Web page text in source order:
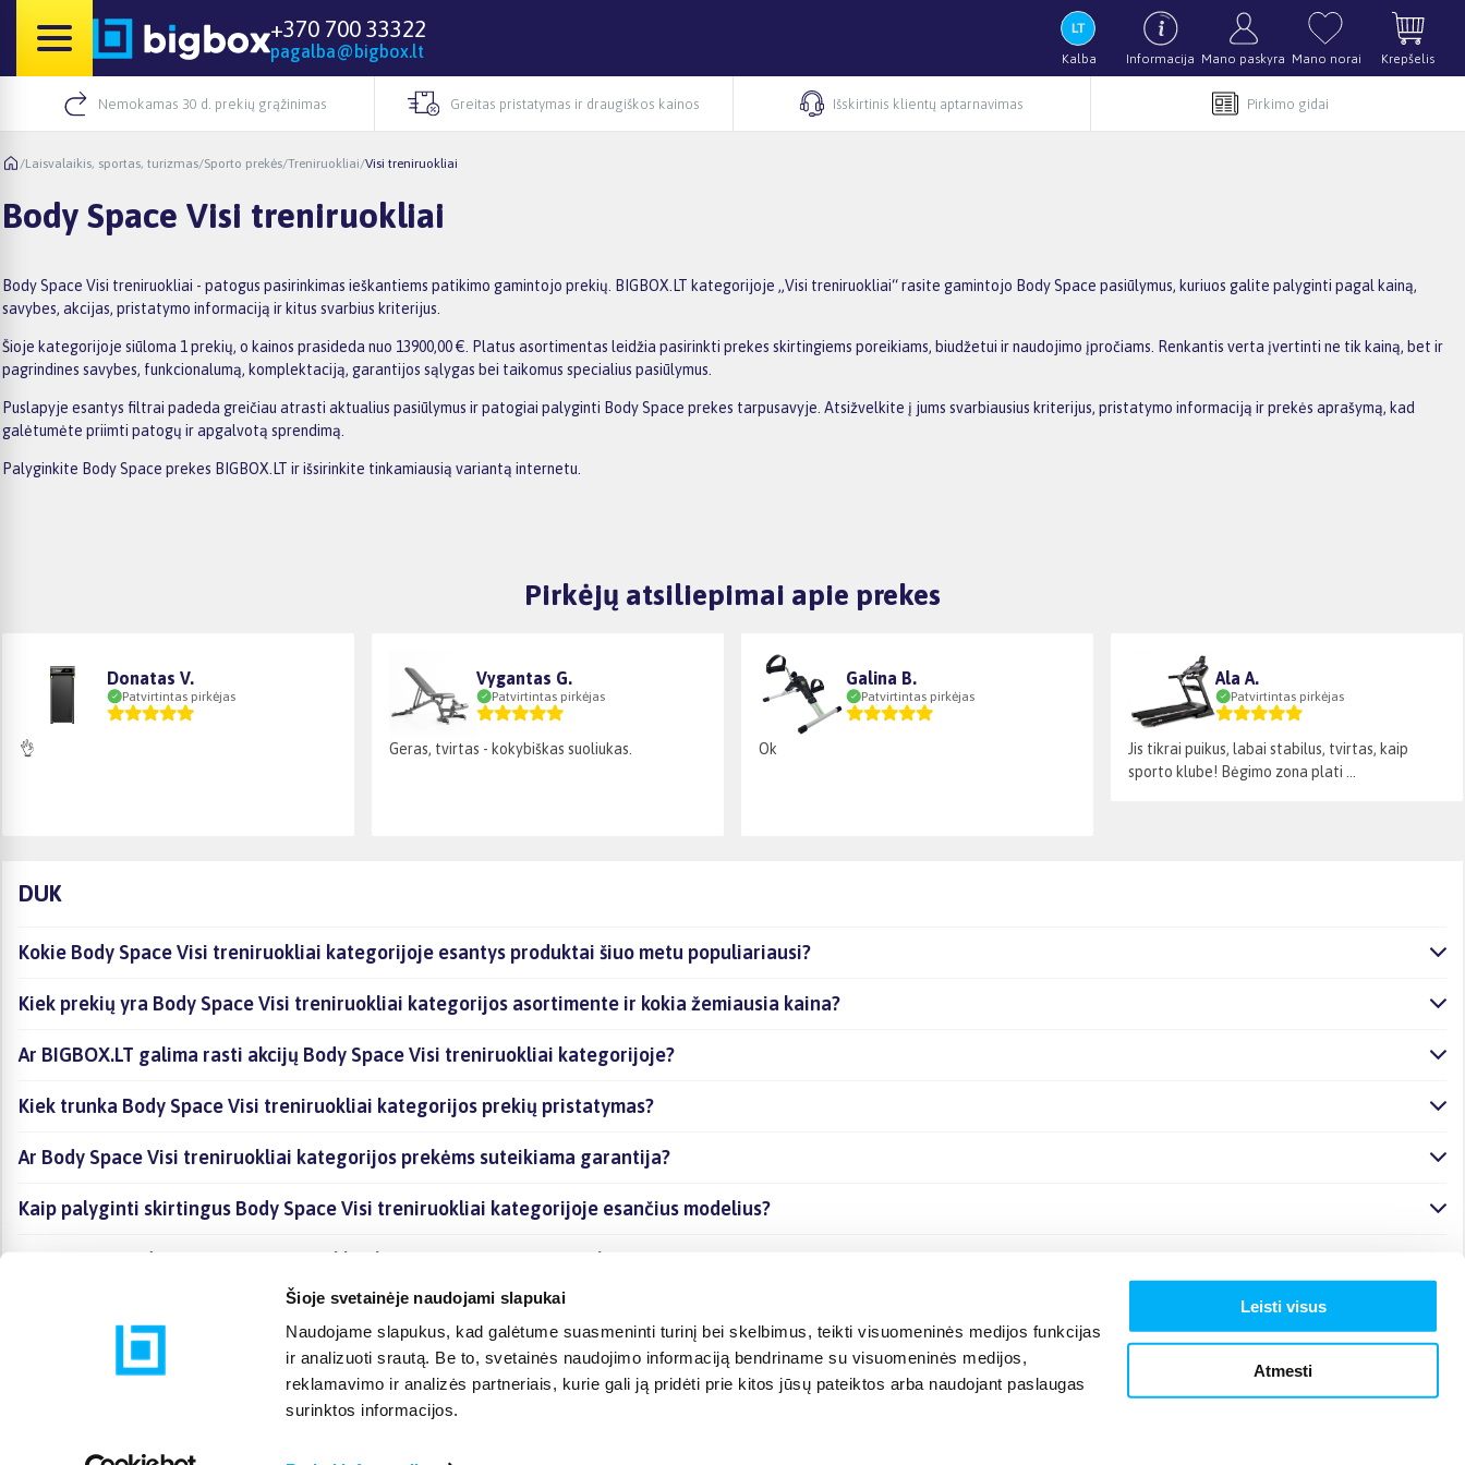
Šioje svetainėje naudojami slapukai
Naudojame slapukus, kad galėtume suasmeninti turinį bei skelbimus, teikti visuomeninės medijos funkcijas
ir analizuoti srautą. Be to, svetainės naudojimo informaciją bendriname su visuomeninės medijos,
reklamavimo ir analizės partneriais, kurie gali ją pridėti prie kitos jūsų pateiktos arba naudojant paslaugas
surinktos informacijos.
Leisti visus
Atmesti
+370 700 33322
pagalba@bigbox.lt Kalba Informacija Mano paskyra Mano norai Krepšelis
Nemokamas 30 d. prekių grąžinimas Greitas pristatymas ir draugiškos kainos Išskirtinis klientų aptarnavimas Pirkimo gidai
/Laisvalaikis, sportas, turizmas/Sporto prekės/Treniruokliai/Visi treniruokliai
Body Space Visi treniruokliai
Body Space Visi treniruokliai - patogus pasirinkimas ieškantiems patikimo gamintojo prekių. BIGBOX.LT kategorijoje „Visi treniruokliai“ rasite gamintojo Body Space pasiūlymus, kuriuos galite palyginti pagal kainą,
savybes, akcijas, pristatymo informaciją ir kitus svarbius kriterijus.
Šioje kategorijoje siūloma 1 prekių, o kainos prasideda nuo 13900,00 €. Platus asortimentas leidžia pasirinkti prekes skirtingiems poreikiams, biudžetui ir naudojimo įpročiams. Renkantis verta įvertinti ne tik kainą, bet ir
pagrindines savybes, funkcionalumą, komplektaciją, garantijos sąlygas bei taikomus specialius pasiūlymus.
Puslapyje esantys filtrai padeda greičiau atrasti aktualius pasiūlymus ir patogiai palyginti Body Space prekes tarpusavyje. Atsižvelkite į jums svarbiausius kriterijus, pristatymo informaciją ir prekės aprašymą, kad
galėtumėte priimti patogų ir apgalvotą sprendimą.
Palyginkite Body Space prekes BIGBOX.LT ir išsirinkite tinkamiausią variantą internetu.
Pirkėjų atsiliepimai apie prekes
Donatas V.
Patvirtintas pirkėjas
👌
Vygantas G.
Patvirtintas pirkėjas
Geras, tvirtas - kokybiškas suoliukas.
Galina B.
Patvirtintas pirkėjas
Ok
Ala A.
Patvirtintas pirkėjas
Jis tikrai puikus, labai stabilus, tvirtas, kaip
sporto klube! Bėgimo zona plati ...
DUK
Kokie Body Space Visi treniruokliai kategorijoje esantys produktai šiuo metu populiariausi?
Kiek prekių yra Body Space Visi treniruokliai kategorijos asortimente ir kokia žemiausia kaina?
Ar BIGBOX.LT galima rasti akcijų Body Space Visi treniruokliai kategorijoje?
Kiek trunka Body Space Visi treniruokliai kategorijos prekių pristatymas?
Ar Body Space Visi treniruokliai kategorijos prekėms suteikiama garantija?
Kaip palyginti skirtingus Body Space Visi treniruokliai kategorijoje esančius modelius?
Kaip įsigyti Body Space Visi treniruokliai kategorijoje esančias prekes internetu?